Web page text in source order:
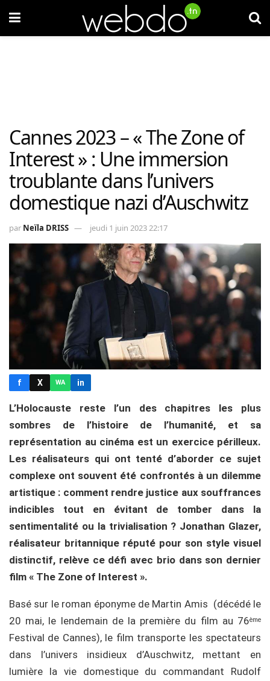
Cannes 2023 – « The Zone of
Interest » : Une immersion
troublante dans l’univers
domestique nazi d’Auschwitz
par Neïla DRISS jeudi 1 juin 2023 22:17
f X WA in
L’Holocauste reste l’un des chapitres les plus
sombres de l’histoire de l’humanité, et sa
représentation au cinéma est un exercice périlleux.
Les réalisateurs qui ont tenté d’aborder ce sujet
complexe ont souvent été confrontés à un dilemme
artistique : comment rendre justice aux souffrances
indicibles tout en évitant de tomber dans la
sentimentalité ou la trivialisation ? Jonathan Glazer,
réalisateur britannique réputé pour son style visuel
distinctif, relève ce défi avec brio dans son dernier
film « The Zone of Interest ».
Basé sur le roman éponyme de Martin Amis (décédé le
20 mai, le lendemain de la première du film au 76ème
Festival de Cannes), le film transporte les spectateurs
dans l’univers insidieux d’Auschwitz, mettant en
lumière la vie domestique du commandant Rudolf